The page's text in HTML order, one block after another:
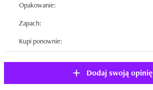
Opakowanie:
Zapach:
Kupi ponownie:
Dodaj swoją opinię